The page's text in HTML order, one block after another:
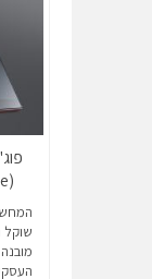
(Convertible) הקל ביותר בעולם
שוקל